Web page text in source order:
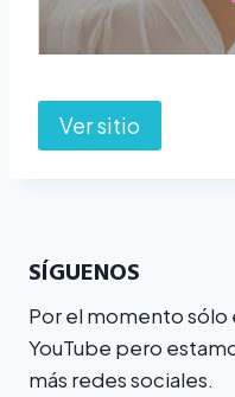
Ver sitio
SÍGUENOS
Por el momento
YouTube pero
más redes sociales.